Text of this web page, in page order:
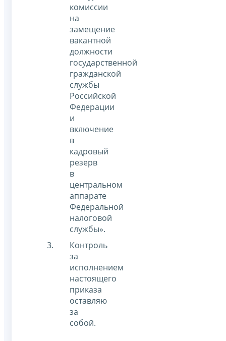
комиссии
на
замещение
вакантной
должности
государственной
гражданской
службы
Российской
Федерации
и
включение
в
кадровый
резерв
в
центральном
аппарате
Федеральной
налоговой
службы».
Контроль
за
исполнением
настоящего
приказа
оставляю
за
собой.